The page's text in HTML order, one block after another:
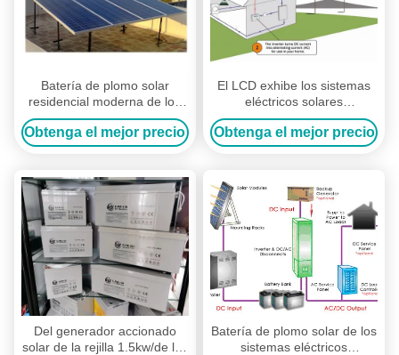
Batería de plomo solar
residencial moderna de los
sistemas eléctricos
12V/12AH SMF para la
bomba de agua
Obtenga el mejor precio
El LCD exhibe los sistemas
eléctricos solares
residenciales 5kw con 48v el
inversor de las baterías 20A
Obtenga el mejor precio
Del generador accionado
solar de la rejilla 1.5kw/de los
Batería de plomo solar de los
sistemas eléctricos